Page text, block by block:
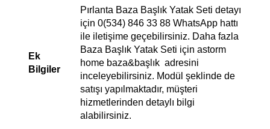
Ek
Bilgiler
Pırlanta Baza Başlık Yatak Seti detayı
için 0(534) 846 33 88 WhatsApp hattı
ile iletişime geçebilirsiniz. Daha fazla
Baza Başlık Yatak Seti için astorm
home baza&başlık adresini
inceleyebilirsiniz. Modül şeklinde de
satışı yapılmaktadır, müşteri
hizmetlerinden detaylı bilgi
alabilirsiniz.